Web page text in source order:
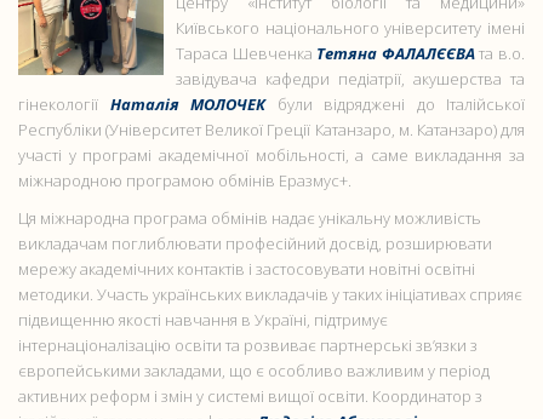
Київського національного університету імені
Тараса Шевченка Тетяна ФАЛАЛЄЄВАта в.о.
завідувача кафедри педіатрії, акушерства та
гінекології Наталія МОЛОЧЕКбули відряджені до Італійської
Республіки (Університет Великої Греції Катанзаро, м. Катанзаро) для
участі у програмі академічної мобільності, а саме викладання за
міжнародною програмою обмінів Еразмус+.
Ця міжнародна програма обмінів надає унікальну можливість
викладачам поглиблювати професійний досвід, розширювати
мережу академічних контактів і застосовувати новітні освітні
методики. Участь українських викладачів у таких ініціативах сприяє
підвищенню якості навчання в Україні, підтримує
інтернаціоналізацію освіти та розвиває партнерські зв’язки з
європейськими закладами, що є особливо важливим у період
активних реформ і змін у системі вищої освіти. Координатор з